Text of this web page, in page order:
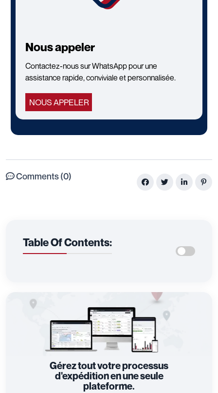
Nous appeler
Contactez-nous sur WhatsApp pour une
assistance rapide, conviviale et personnalisée.
NOUS APPELER
Comments (0)
Table Of Contents:
Gérez tout votre processus
d'expédition en une seule
plateforme.